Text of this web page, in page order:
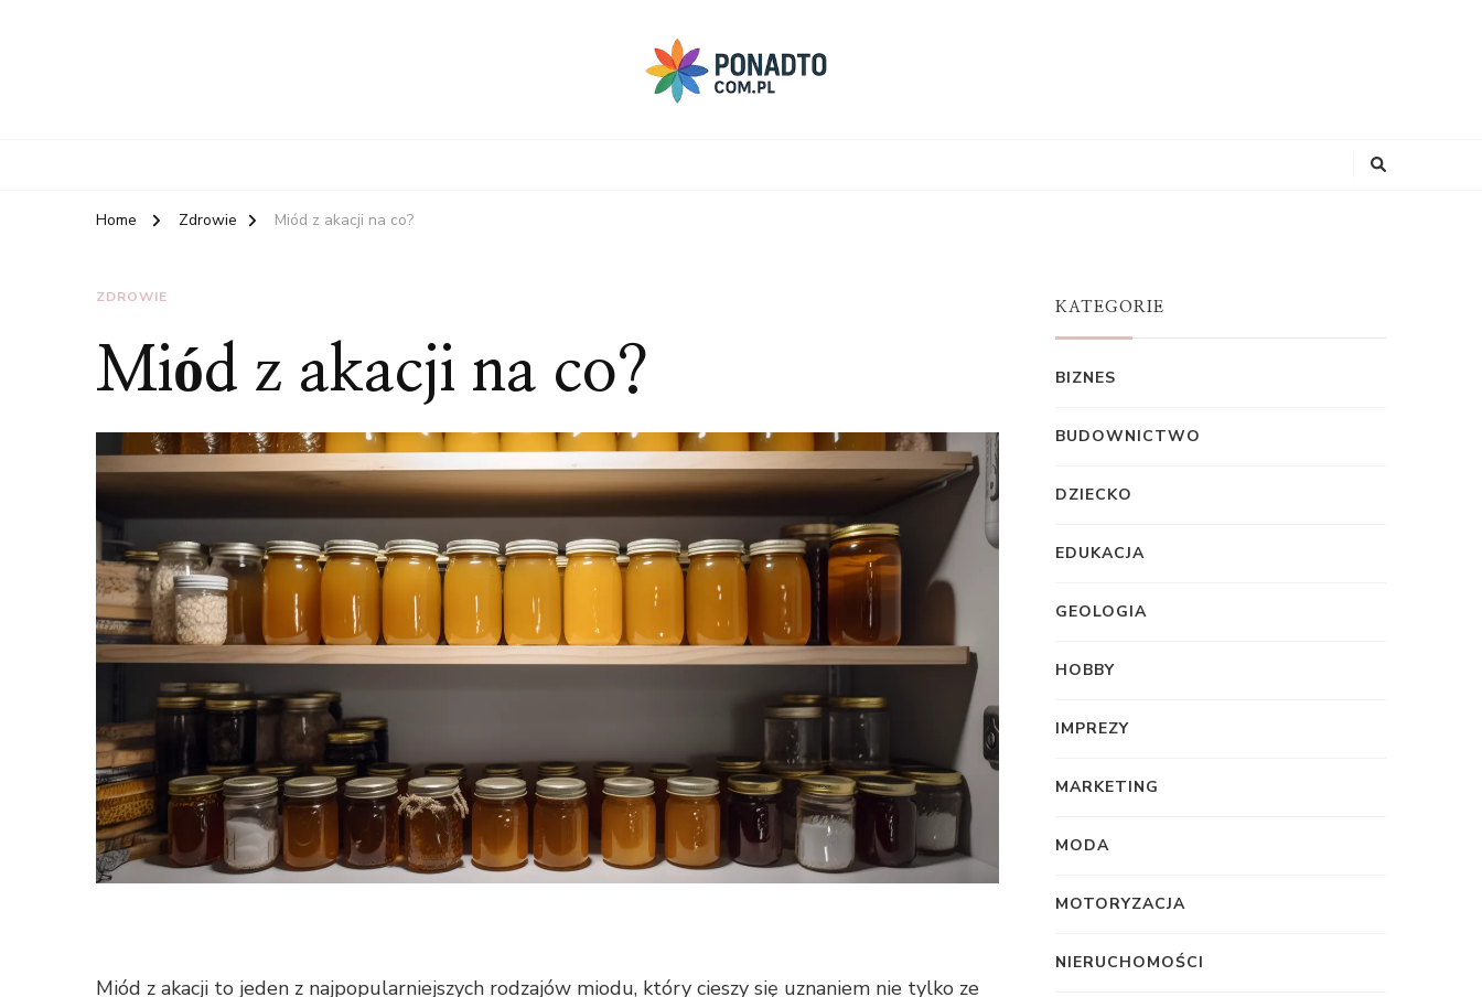
Home Zdrowie Miód z akacji na co?
ZDROWIE
Miód z akacji na co?
Miód z akacji to jeden z najpopularniejszych rodzajów miodu, który cieszy się uznaniem nie tylko ze
KATEGORIE
BIZNES
BUDOWNICTWO
DZIECKO
EDUKACJA
GEOLOGIA
HOBBY
IMPREZY
MARKETING
MODA
MOTORYZACJA
NIERUCHOMOŚCI